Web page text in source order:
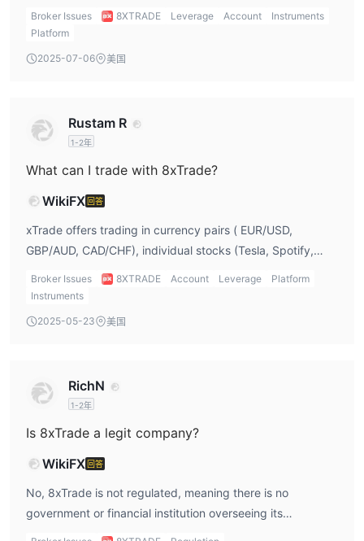
whether they have deposited real money or not.
Broker Issues 8XTRADE Leverage Account
Instruments
Platform
2025-07-06 美国
Rustam R
1-2年
What can I trade with 8xTrade?
WikiFX 回答
xTrade offers trading in currency pairs ( EUR/USD,
GBP/AUD, CAD/CHF), individual stocks (Tesla, Spotify,
Alibaba), gold, and oil, but does not support trading in
indices, cryptocurrencies, bonds, options, or exchange-
Broker Issues 8XTRADE Account Leverage
Platform
Instruments
2025-05-23 美国
RichN
1-2年
Is 8xTrade a legit company?
WikiFX 回答
No, 8xTrade is not regulated, meaning there is no
government or financial institution overseeing its